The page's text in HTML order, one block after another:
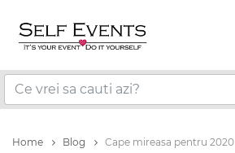
Home Blog Cape mireasa pentru 2020